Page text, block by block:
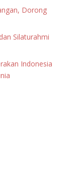
Dorong
Silaturahmi
Indonesia